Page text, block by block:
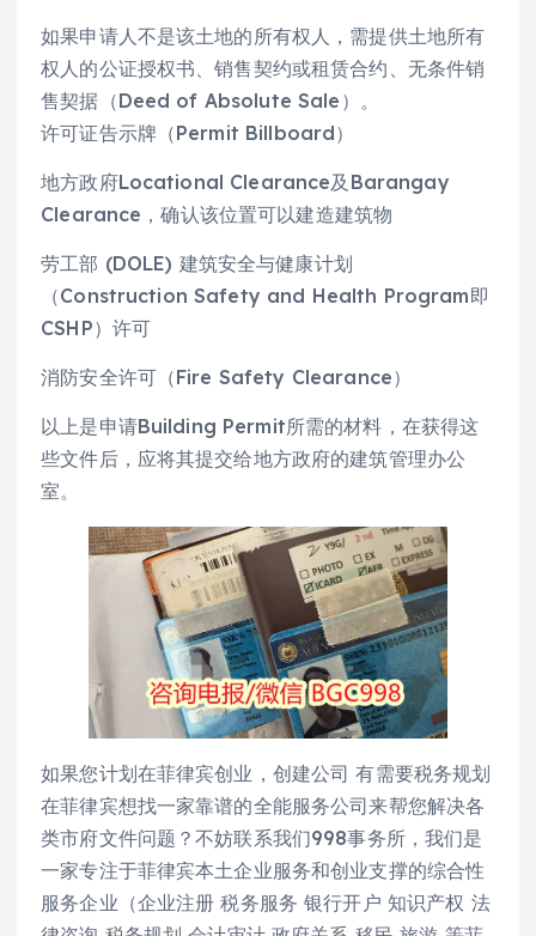
如果申请人不是该土地的所有权人，需提供土地所有
权人的公证授权书、销售契约或租赁合约、无条件销
售契据（Deed of Absolute Sale）。
许可证告示牌（Permit Billboard）
地方政府Locational Clearance及Barangay
Clearance，确认该位置可以建造建筑物
劳工部 (DOLE) 建筑安全与健康计划
（Construction Safety and Health Program即
CSHP）许可
消防安全许可（Fire Safety Clearance）
以上是申请Building Permit所需的材料，在获得这
些文件后，应将其提交给地方政府的建筑管理办公
室。
如果您计划在菲律宾创业，创建公司 有需要税务规划
在菲律宾想找一家靠谱的全能服务公司来帮您解决各
类市府文件问题？不妨联系我们998事务所，我们是
一家专注于菲律宾本土企业服务和创业支撑的综合性
服务企业（企业注册 税务服务 银行开户 知识产权 法